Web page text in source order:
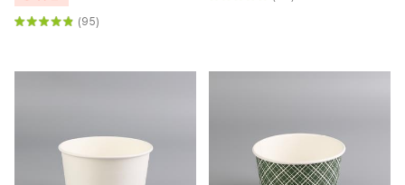
(95)